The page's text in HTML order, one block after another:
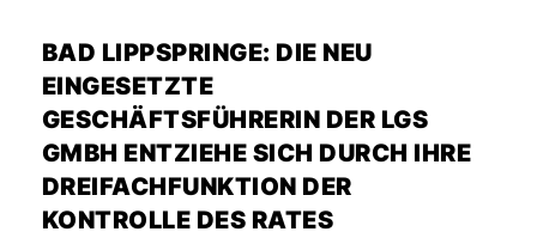
BAD LIPPSPRINGE: DIE NEU
EINGESETZTE
GESCHÄFTSFÜHRERIN DER LGS
GMBH ENTZIEHE SICH DURCH IHRE
DREIFACHFUNKTION DER
KONTROLLE DES RATES